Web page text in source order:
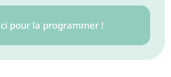
pour la programmer !